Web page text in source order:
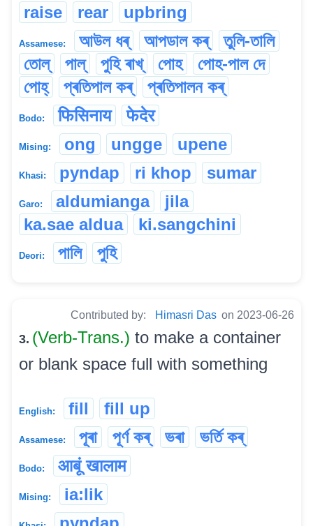
raise
rear upbring
Assamese: আউল ধৰ্ আপডাল কৰ্
তুলি-তালি
তোল্
পাল্ পুহি ৰাখ্ পোহ
পোহ-পাল দে
পোহ্
প্ৰতিপাল কৰ্ প্ৰতিপালন কৰ্
Bodo: फिसिनाय फेदेर
Mising: ong ungge upene
Khasi: pyndap ri khop sumar
Garo: aldumianga
jila
ka.sae aldua
ki.sangchini
Deori: পালি পুহি
Contributed by: Himasri Das on 2023-06-26
3. (Verb-Trans.) to make a container
or blank space full with something
English: fill fill up
Assamese: পূৰা পূৰ্ণ কৰ্ ভৰা ভৰ্তি কৰ্
Bodo: आबूं खालाम
Mising: ia:lik